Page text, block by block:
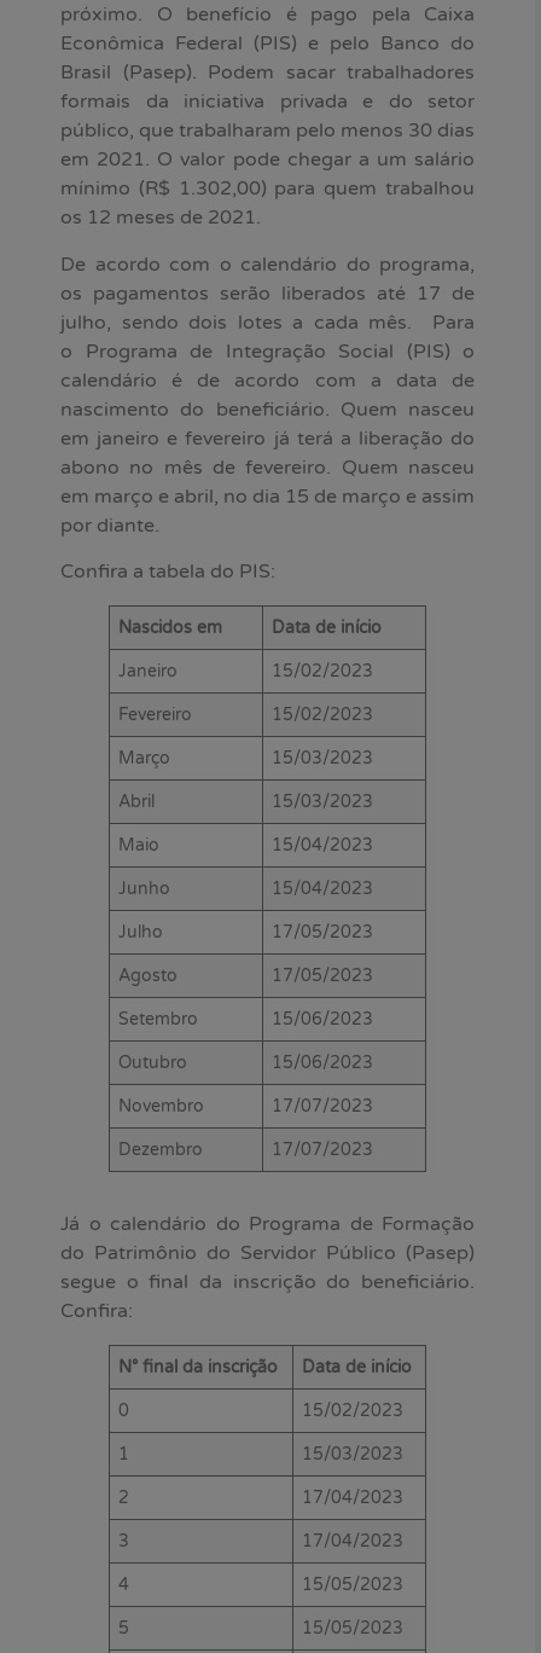
próximo. O benefício é pago pela Caixa
Econômica Federal (PIS) e pelo Banco do
Brasil (Pasep). Podem sacar trabalhadores
formais da iniciativa privada e do setor
público, que trabalharam pelo menos 30 dias
em 2021. O valor pode chegar a um salário
mínimo (R$ 1.302,00) para quem trabalhou
os 12 meses de 2021.
De acordo com o calendário do programa,
os pagamentos serão liberados até 17 de
julho, sendo dois lotes a cada mês. Para
o Programa de Integração Social (PIS) o
calendário é de acordo com a data de
nascimento do beneficiário. Quem nasceu
em janeiro e fevereiro já terá a liberação do
abono no mês de fevereiro. Quem nasceu
em março e abril, no dia 15 de março e assim
por diante.
Confira a tabela do PIS:
Nascidos em Data de início
Janeiro 15/02/2023
Fevereiro 15/02/2023
Março 15/03/2023
Abril 15/03/2023
Maio 15/04/2023
Junho 15/04/2023
Julho 17/05/2023
Agosto 17/05/2023
Setembro 15/06/2023
Outubro 15/06/2023
Novembro 17/07/2023
Dezembro 17/07/2023
Já o calendário do Programa de Formação
do Patrimônio do Servidor Público (Pasep)
segue o final da inscrição do beneficiário.
Confira:
N° final da inscrição Data de início
0 15/02/2023
1 15/03/2023
2 17/04/2023
3 17/04/2023
4 15/05/2023
5 15/05/2023